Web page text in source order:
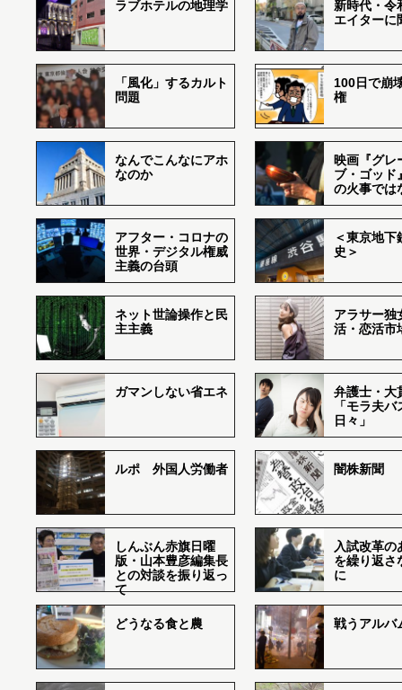
ラブホテルの地理学
新時代・令
エイターに
「風化」するカルト
問題
100日で崩
権
なんでこんなにアホ
なのか
映画『グレ
ブ・ゴッド
の火事では
アフター・コロナの
世界・デジタル権威
主義の台頭
＜東京地下
史＞
ネット世論操作と民
主主義
アラサー独
活・恋活市
ガマンしない省エネ
弁護士・大
「モラ夫
日々」
ルポ 外国人労働者 闇株新聞
しんぶん赤旗日曜
版・山本豊彦編集長
との対談を振り返っ
て
入試改革の
を繰り返さ
に
どうなる食と農 戦うアルバ